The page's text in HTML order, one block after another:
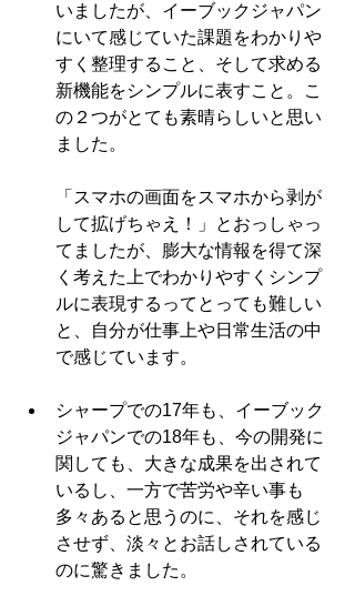
いましたが、イーブックジャパン
にいて感じていた課題をわかりや
すく整理すること、そして求める
新機能をシンプルに表すこと。こ
の２つがとても素晴らしいと思い
ました。
「スマホの画面をスマホから剥が
して拡げちゃえ！」とおっしゃっ
てましたが、膨大な情報を得て深
く考えた上でわかりやすくシンプ
ルに表現するってとっても難しい
と、自分が仕事上や日常生活の中
で感じています。
シャープでの17年も、イーブック
ジャパンでの18年も、今の開発に
関しても、大きな成果を出されて
いるし、一方で苦労や辛い事も
多々あると思うのに、それを感じ
させず、淡々とお話しされている
のに驚きました。